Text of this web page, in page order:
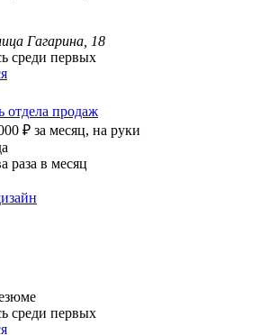
Гагарина, 18
среди первых
отдела продаж
₽ за месяц, на руки
раза в месяц
среди первых